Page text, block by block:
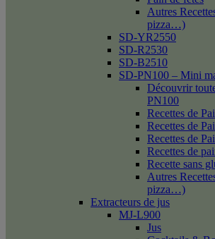
Autres
pizza…)
SD-YR2550
SD-R2530
SD-B2510
SD-PN100 – Mini
Découvrir
PN100
Recettes de
Recettes de
Recettes de
Recettes de
Recette sans
Autres
pizza…)
Extracteurs de jus
MJ-L900
Jus